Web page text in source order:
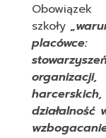
szkoły
działalność